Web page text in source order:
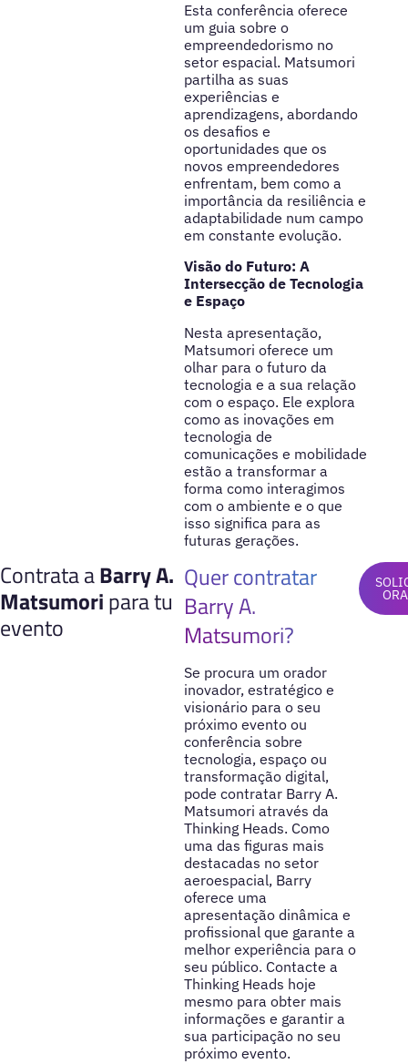
Esta conferência oferece
um guia sobre o
empreendedorismo no
setor espacial. Matsumori
partilha as suas
experiências e
aprendizagens, abordando
os desafios e
oportunidades que os
novos empreendedores
enfrentam, bem como a
importância da resiliência e
adaptabilidade num campo
em constante evolução.
Visão do Futuro: A
Intersecção de Tecnologia
e Espaço
Nesta apresentação,
Matsumori oferece um
olhar para o futuro da
tecnologia e a sua relação
com o espaço. Ele explora
como as inovações em
tecnologia de
comunicações e mobilidade
estão a transformar a
forma como interagimos
com o ambiente e o que
isso significa para as
futuras gerações.
Contrata aBarry A.
Matsumoripara tu
evento
Quer contratar
Barry A.
Matsumori?
Se procura um orador
inovador, estratégico e
visionário para o seu
próximo evento ou
conferência sobre
tecnologia, espaço ou
transformação digital,
pode contratar Barry A.
Matsumori através da
Thinking Heads. Como
uma das figuras mais
destacadas no setor
aeroespacial, Barry
oferece uma
apresentação dinâmica e
profissional que garante a
melhor experiência para o
seu público. Contacte a
Thinking Heads hoje
mesmo para obter mais
informações e garantir a
sua participação no seu
próximo evento.